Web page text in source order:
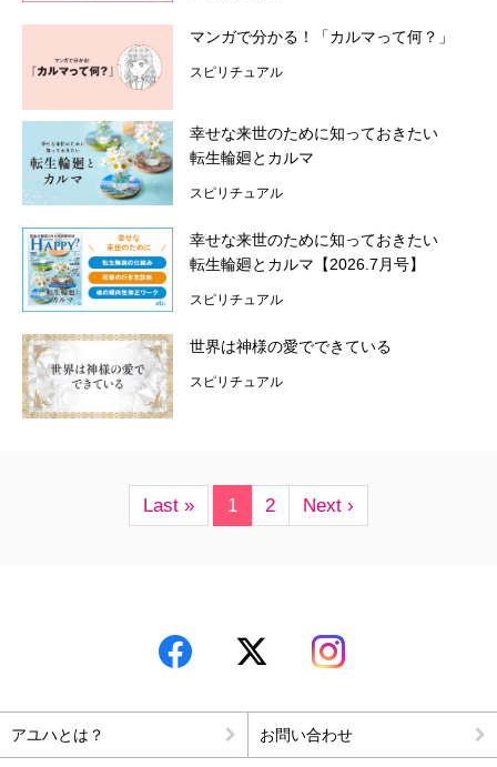
マンガで分かる！「カルマって何？」
スピリチュアル
幸せな来世のために知っておきたい
転生輪廻とカルマ
スピリチュアル
幸せな来世のために知っておきたい
転生輪廻とカルマ【2026.7月号】
スピリチュアル
世界は神様の愛でできている
スピリチュアル
Last » 1 2 Next ›
アユハとは？ お問い合わせ